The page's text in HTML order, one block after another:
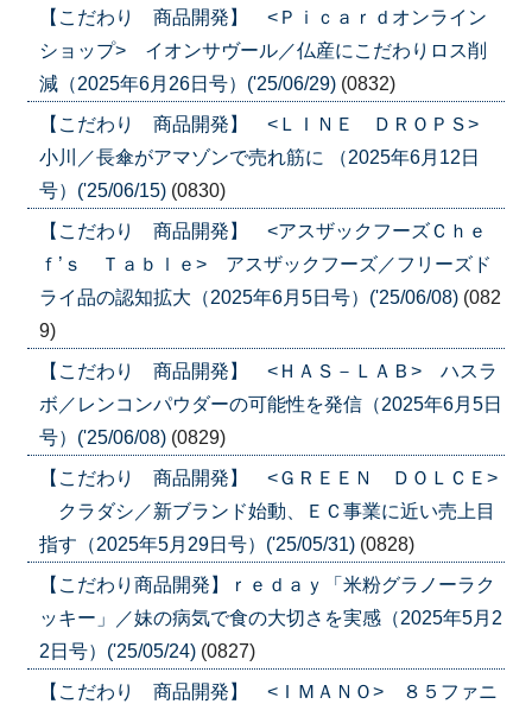
【こだわり 商品開発】 <Ｐｉｃａｒｄオンライン
ショップ> イオンサヴール／仏産にこだわりロス削
減（2025年6月26日号）('25/06/29) (0832)
【こだわり 商品開発】 <ＬＩＮＥ ＤＲＯＰＳ>
小川／長傘がアマゾンで売れ筋に （2025年6月12日
号）('25/06/15) (0830)
【こだわり 商品開発】 <アスザックフーズＣｈｅ
ｆ’ｓ Ｔａｂｌｅ> アスザックフーズ／フリーズド
ライ品の認知拡大（2025年6月5日号）('25/06/08) (082
9)
【こだわり 商品開発】 <ＨＡＳ－ＬＡＢ> ハスラ
ボ／レンコンパウダーの可能性を発信（2025年6月5日
号）('25/06/08) (0829)
【こだわり 商品開発】 <ＧＲＥＥＮ ＤＯＬＣＥ>
クラダシ／新ブランド始動、ＥＣ事業に近い売上目
指す（2025年5月29日号）('25/05/31) (0828)
【こだわり商品開発】ｒｅｄａｙ「米粉グラノーラク
ッキー」／妹の病気で食の大切さを実感（2025年5月2
2日号）('25/05/24) (0827)
【こだわり 商品開発】 <ＩＭＡＮＯ> ８５ファニ